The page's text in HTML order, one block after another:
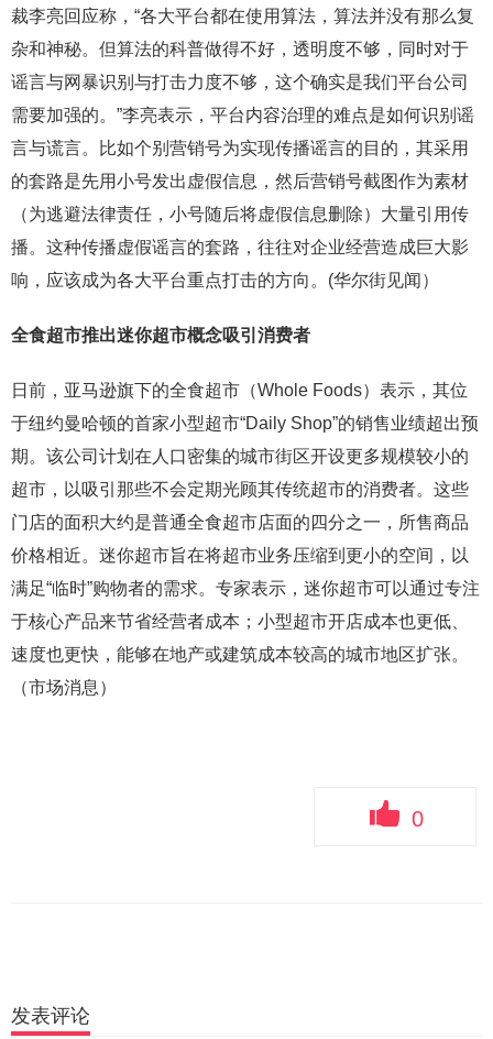
裁李亮回应称，“各大平台都在使用算法，算法并没有那么复
杂和神秘。但算法的科普做得不好，透明度不够，同时对于
谣言与网暴识别与打击力度不够，这个确实是我们平台公司
需要加强的。”李亮表示，平台内容治理的难点是如何识别谣
言与谎言。比如个别营销号为实现传播谣言的目的，其采用
的套路是先用小号发出虚假信息，然后营销号截图作为素材
（为逃避法律责任，小号随后将虚假信息删除）大量引用传
播。这种传播虚假谣言的套路，往往对企业经营造成巨大影
响，应该成为各大平台重点打击的方向。(华尔街见闻）
全食超市推出迷你超市概念吸引消费者
日前，亚马逊旗下的全食超市（Whole Foods）表示，其位
于纽约曼哈顿的首家小型超市“Daily Shop”的销售业绩超出预
期。该公司计划在人口密集的城市街区开设更多规模较小的
超市，以吸引那些不会定期光顾其传统超市的消费者。这些
门店的面积大约是普通全食超市店面的四分之一，所售商品
价格相近。迷你超市旨在将超市业务压缩到更小的空间，以
满足“临时”购物者的需求。专家表示，迷你超市可以通过专注
于核心产品来节省经营者成本；小型超市开店成本也更低、
速度也更快，能够在地产或建筑成本较高的城市地区扩张。
（市场消息）
0
发表评论